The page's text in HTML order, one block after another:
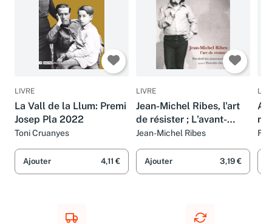
LIVRE
La Vall de la Llum: Premi
Josep Pla 2022
Toni Cruanyes
Ajouter 4,11 €
LIVRE
Jean-Michel Ribes, l'art
de résister ; L'avant-
scene theatre n° 1265
Jean-Michel Ribes
Ajouter 3,19 €
ne
F.-